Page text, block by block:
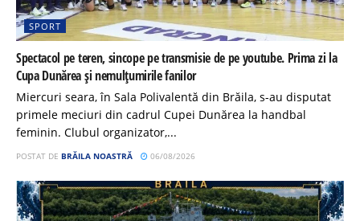
SPORT
Spectacol pe teren, sincope pe transmisie de pe youtube. Prima zi la
Cupa Dunărea și nemulțumirile fanilor
Miercuri seara, în Sala Polivalentă din Brăila, s-au disputat
primele meciuri din cadrul Cupei Dunărea la handbal
feminin. Clubul organizator,...
POSTAT DE BRĂILA NOASTRĂ 06/08/2026